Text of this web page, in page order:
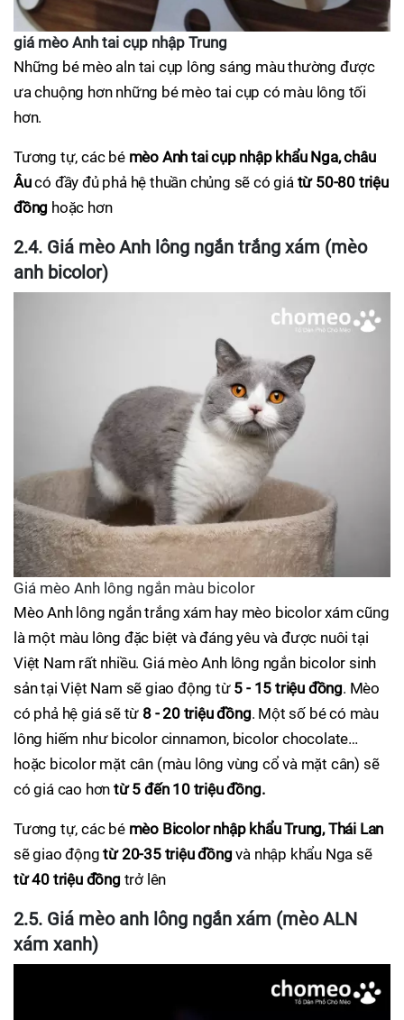
giá mèo Anh tai cụp nhập Trung
Những bé mèo aln tai cụp lông sáng màu thường được
ưa chuộng hơn những bé mèo tai cụp có màu lông tối
hơn.
Tương tự, các bé mèo Anh tai cụp nhập khẩu Nga, châu
Âucó đầy đủ phả hệ thuần chủng sẽ có giá từ 50-80 triệu
đồng hoặc hơn
2.4. Giá mèo Anh lông ngắn trắng xám (mèo
anh bicolor)
Giá mèo Anh lông ngắn màu bicolor
Mèo Anh lông ngắn trắng xám hay mèo bicolor xám cũng
là một màu lông đặc biệt và đáng yêu và được nuôi tại
Việt Nam rất nhiều. Giá mèo Anh lông ngắn bicolor sinh
sản tại Việt Nam sẽ giao động từ 5 - 15 triệu đồng. Mèo
có phả hệ giá sẽ từ 8 - 20 triệu đồng. Một số bé có màu
lông hiếm như bicolor cinnamon, bicolor chocolate…
hoặc bicolor mặt cân (màu lông vùng cổ và mặt cân) sẽ
có giá cao hơntừ 5 đến 10 triệu đồng.
Tương tự, các bé mèo Bicolor nhập khẩu Trung, Thái Lan
sẽ giao độngtừ 20-35 triệu đồng và nhập khẩu Nga sẽ
từ 40 triệu đồng trở lên
2.5. Giá mèo anh lông ngắn xám (mèo ALN
xám xanh)